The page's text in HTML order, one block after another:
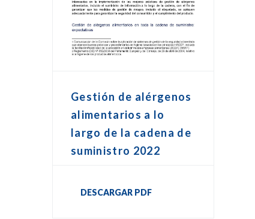
Gestión de alérgenos
alimentarios a lo
largo de la cadena de
suministro 2022
DESCARGAR PDF